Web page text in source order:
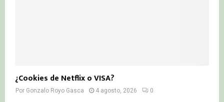
¿Cookies de Netflix o VISA?
Por Gonzalo Royo Gasca 4 agosto, 2026 0